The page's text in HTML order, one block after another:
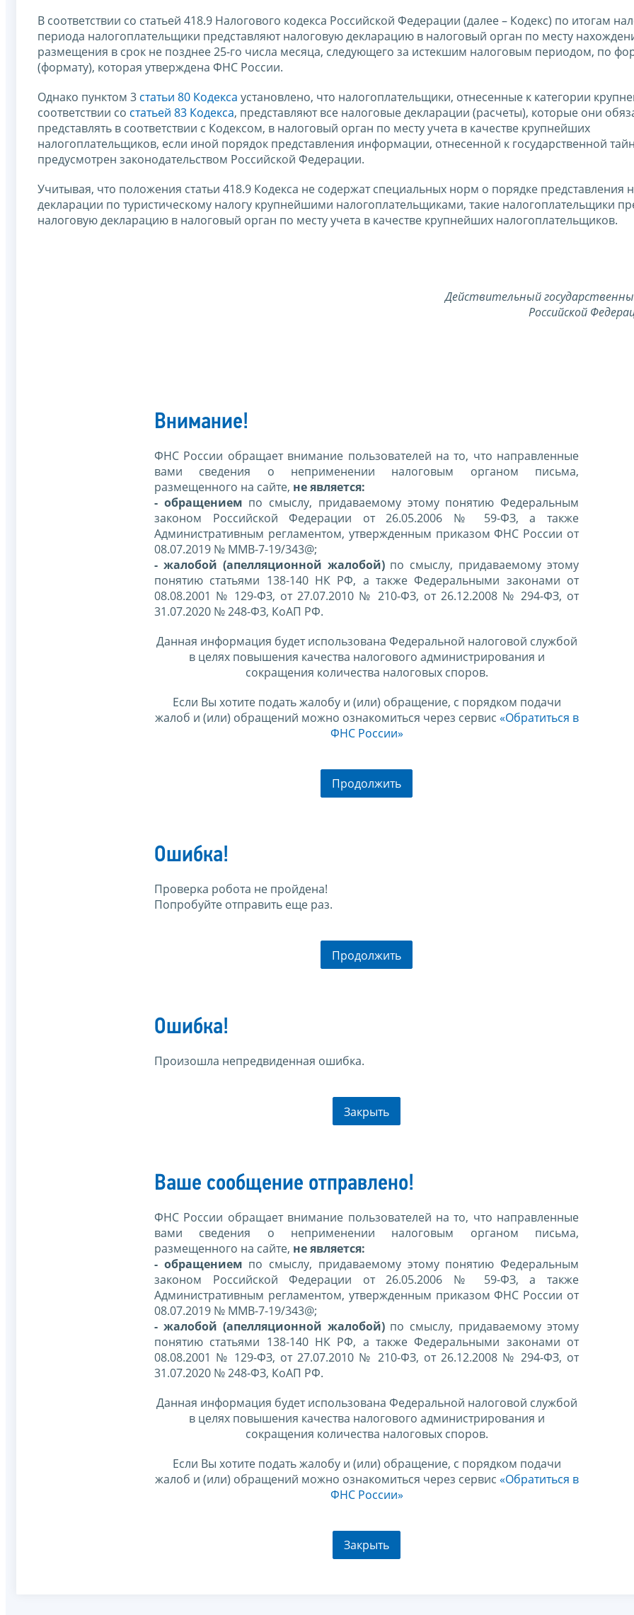
В соответствии со статьей 418.9 Налогового кодекса Российской Федерации (далее – Кодекс) по итогам
периода налогоплательщики представляют налоговую декларацию в налоговый орган по месту
размещения в срок не позднее 25-го числа месяца, следующего за истекшим налоговым периодом, по
(формату), которая утверждена ФНС России.
Однако пунктом 3 статьи 80 Кодекса установлено, что налогоплательщики, отнесенные к категории
соответствии со статьей 83 Кодекса, представляют все налоговые декларации (расчеты), которые они
представлять в соответствии с Кодексом, в налоговый орган по месту учета в качестве крупнейших
налогоплательщиков, если иной порядок представления информации, отнесенной к государственной
предусмотрен законодательством Российской Федерации.
Учитывая, что положения статьи 418.9 Кодекса не содержат специальных норм о порядке представления
декларации по туристическому налогу крупнейшими налогоплательщиками, такие налогоплательщики
налоговую декларацию в налоговый орган по месту учета в качестве крупнейших налогоплательщиков.
Действительный
Российской
Внимание!
ФНС России обращает внимание пользователей на то, что направленные
вами сведения о неприменении налоговым органом письма,
размещенного на сайте, не является:
- обращением по смыслу, придаваемому этому понятию Федеральным
законом Российской Федерации от 26.05.2006 № 59-ФЗ, а также
Административным регламентом, утвержденным приказом ФНС России от
08.07.2019 № ММВ-7-19/343@;
- жалобой (апелляционной жалобой)по смыслу, придаваемому этому
понятию статьями 138-140 НК РФ, а также Федеральными законами от
08.08.2001 № 129-ФЗ, от 27.07.2010 № 210-ФЗ, от 26.12.2008 № 294-ФЗ, от
31.07.2020 № 248-ФЗ, КоАП РФ.
Данная информация будет использована Федеральной налоговой службой
в целях повышения качества налогового администрирования и
сокращения количества налоговых споров.
Если Вы хотите подать жалобу и (или) обращение, с порядком подачи
жалоб и (или) обращений можно ознакомиться через сервис «Обратиться в
ФНС России»
Продолжить
Ошибка!
Проверка робота не пройдена!
Попробуйте отправить еще раз.
Продолжить
Ошибка!
Произошла непредвиденная ошибка.
Закрыть
Ваше сообщение отправлено!
ФНС России обращает внимание пользователей на то, что направленные
вами сведения о неприменении налоговым органом письма,
размещенного на сайте, не является:
- обращением по смыслу, придаваемому этому понятию Федеральным
законом Российской Федерации от 26.05.2006 № 59-ФЗ, а также
Административным регламентом, утвержденным приказом ФНС России от
08.07.2019 № ММВ-7-19/343@;
- жалобой (апелляционной жалобой)по смыслу, придаваемому этому
понятию статьями 138-140 НК РФ, а также Федеральными законами от
08.08.2001 № 129-ФЗ, от 27.07.2010 № 210-ФЗ, от 26.12.2008 № 294-ФЗ, от
31.07.2020 № 248-ФЗ, КоАП РФ.
Данная информация будет использована Федеральной налоговой службой
в целях повышения качества налогового администрирования и
сокращения количества налоговых споров.
Если Вы хотите подать жалобу и (или) обращение, с порядком подачи
жалоб и (или) обращений можно ознакомиться через сервис «Обратиться в
ФНС России»
Закрыть